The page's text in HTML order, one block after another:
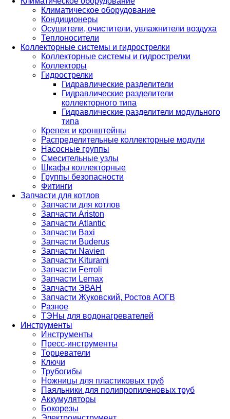
Климатическое оборудование
Кондиционеры
Осушители, очистители, увлажнители воздуха
Теплоносители
Коллекторные системы и гидрострелки
Коллекторные системы и гидрострелки
Коллекторы
Гидрострелки
Гидравлические разделители
Гидравлические разделители
коллекторного типа
Гидравлические разделители модульного
типа
Крепеж и кронштейны
Распределительные коллекторные модули
Насосные группы
Смесительные узлы
Шкафы коллекторные
Группы безопасности
Фитинги
Запчасти для котлов
Запчасти для котлов
Запчасти Ariston
Запчасти Atlantic
Запчасти Baxi
Запчасти Buderus
Запчасти Navien
Запчасти Kiturami
Запчасти Ferroli
Запчасти Lemax
Запчасти ЭВАН
Запчасти Жуковский, Ростов АОГВ
Разное
ТЭНы для водонагревателей
Инструменты
Инструменты
Пресс-инструменты
Торцеватели
Ключи
Трубогибы
Ножницы для пластиковых труб
Паяльники для полипропиленовых труб
Аккумуляторы
Бокорезы